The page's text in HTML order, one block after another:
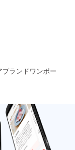
ランドワンポー